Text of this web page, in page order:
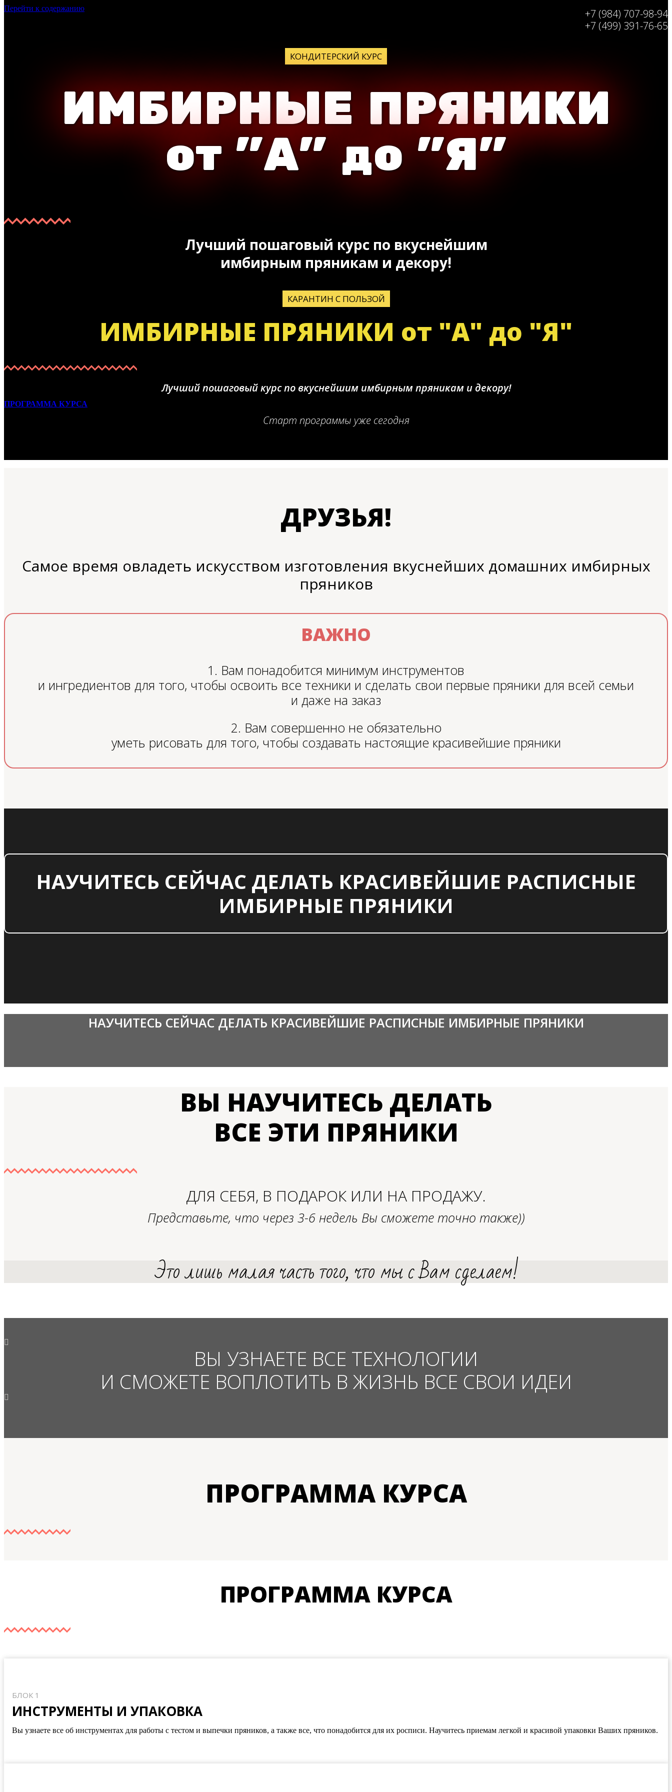
Перейти к содержанию
+7 (984) 707-98-94
+7 (499) 391-76-65
КОНДИТЕРСКИЙ КУРС
ИМБИРНЫЕ ПРЯНИКИ
от "А" до "Я"
Лучший пошаговый курс по вкуснейшим
имбирным пряникам и декору!
КАРАНТИН С ПОЛЬЗОЙ
ИМБИРНЫЕ ПРЯНИКИ от "А" до "Я"
Лучший пошаговый курс по вкуснейшим имбирным пряникам и декору!
ПРОГРАММА КУРСА
Старт программы уже сегодня
ДРУЗЬЯ!
Самое время овладеть искусством изготовления вкуснейших домашних имбирных
пряников
ВАЖНО
1. Вам понадобится минимум инструментов
и ингредиентов для того, чтобы освоить все техники и сделать свои первые пряники для всей семьи
и даже на заказ
2. Вам совершенно не обязательно
уметь рисовать для того, чтобы создавать настоящие красивейшие пряники
НАУЧИТЕСЬ СЕЙЧАС ДЕЛАТЬ КРАСИВЕЙШИЕ РАСПИСНЫЕ
ИМБИРНЫЕ ПРЯНИКИ
НАУЧИТЕСЬ СЕЙЧАС ДЕЛАТЬ КРАСИВЕЙШИЕ РАСПИСНЫЕ ИМБИРНЫЕ ПРЯНИКИ
ВЫ НАУЧИТЕСЬ ДЕЛАТЬ
ВСЕ ЭТИ ПРЯНИКИ
ДЛЯ СЕБЯ, В ПОДАРОК ИЛИ НА ПРОДАЖУ.
Представьте, что через 3-6 недель Вы сможете точно также))
Это лишь малая часть того, что мы с Вам сделаем!
ВЫ УЗНАЕТЕ ВСЕ ТЕХНОЛОГИИ
И СМОЖЕТЕ ВОПЛОТИТЬ В ЖИЗНЬ ВСЕ СВОИ ИДЕИ
ПРОГРАММА КУРСА
ПРОГРАММА КУРСА
БЛОК 1
ИНСТРУМЕНТЫ И УПАКОВКА
Вы узнаете все об инструментах для работы с тестом и выпечки пряников, а также все, что понадобится для их росписи. Научитесь приемам легкой и красивой упаковки Ваших пряников.